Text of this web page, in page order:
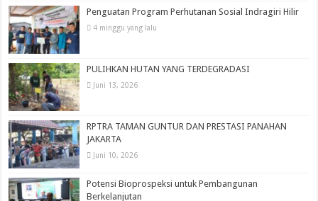
Penguatan Program Perhutanan Sosial Indragiri Hilir
4 minggu yang lalu
PULIHKAN HUTAN YANG TERDEGRADASI
Juni 13, 2026
RPTRA TAMAN GUNTUR DAN PRESTASI PANAHAN
JAKARTA
Juni 10, 2026
Potensi Bioprospeksi untuk Pembangunan
Berkelanjutan